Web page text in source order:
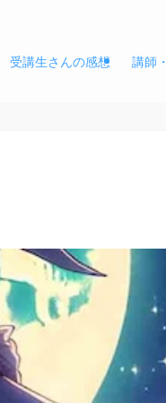
受講生さんの感想 講師